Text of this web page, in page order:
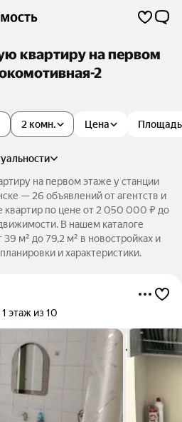
квартиру на первом
2
2 комн. Цена Площадь
на первом этаже у станции
— 26 объявлений от агентств и
квартир по цене от 2 050 000 ₽ до
В нашем каталоге
м² до 79,2 м² в новостройках и
и характеристики.
1 этаж из 10